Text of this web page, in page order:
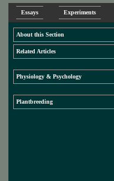
Essays Experiments
About this Section
Related Articles
Physiology & Psychology
Plantbreeding